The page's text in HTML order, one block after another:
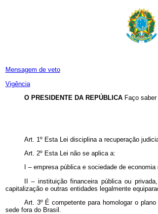
Mensagem de veto
Vigência
O PRESIDENTE DA REPÚBLICA Faço
Art. 1º Esta Lei disciplina a recuperação
Art. 2º Esta Lei não se aplica a:
I – empresa pública e sociedade de economia
II – instituição financeira pública ou
capitalização e outras entidades legalmente
Art. 3º É competente para homologar o
sede fora do Brasil.